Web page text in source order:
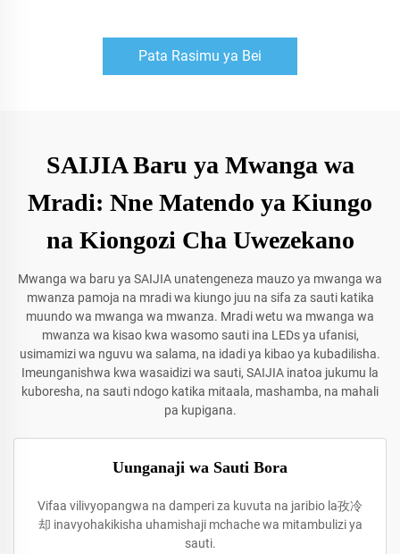
Pata Rasimu ya Bei
SAIJIA Baru ya Mwanga wa
Mradi: Nne Matendo ya Kiungo
na Kiongozi Cha Uwezekano
Mwanga wa baru ya SAIJIA unatengeneza mauzo ya mwanga wa
mwanza pamoja na mradi wa kiungo juu na sifa za sauti katika
muundo wa mwanga wa mwanza. Mradi wetu wa mwanga wa
mwanza wa kisao kwa wasomo sauti ina LEDs ya ufanisi,
usimamizi wa nguvu wa salama, na idadi ya kibao ya kubadilisha.
Imeunganishwa kwa wasaidizi wa sauti, SAIJIA inatoa jukumu la
kuboresha, na sauti ndogo katika mitaala, mashamba, na mahali
pa kupigana.
Uunganaji wa Sauti Bora
Vifaa vilivyopangwa na damperi za kuvuta na jaribio la孜冷
却 inavyohakikisha uhamishaji mchache wa mitambulizi ya
sauti.